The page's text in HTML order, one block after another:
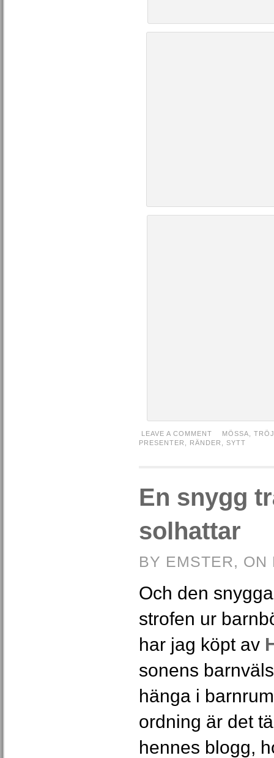
LEAVE A COMMENT MÖSSA
PRESENTER
RÄNDER SYTT
En snygg
solhattar
BY EMSTER,
Och den
strofen ur
har jag köpt av
sonens
hänga i
ordning är det
hennes blogg,